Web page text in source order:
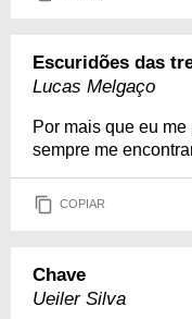
Escuridões das
Lucas Melgaço
Por mais que eu
sempre me
COPIAR
Chave
Ueiler Silva